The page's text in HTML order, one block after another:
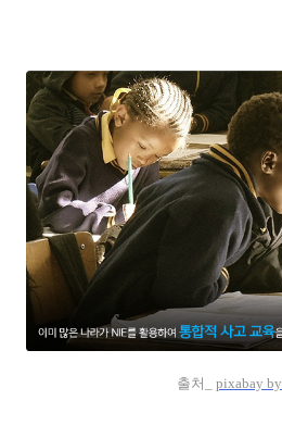
출처_ pixabay